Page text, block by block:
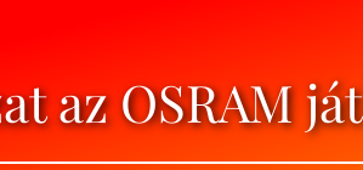
az OSRAM